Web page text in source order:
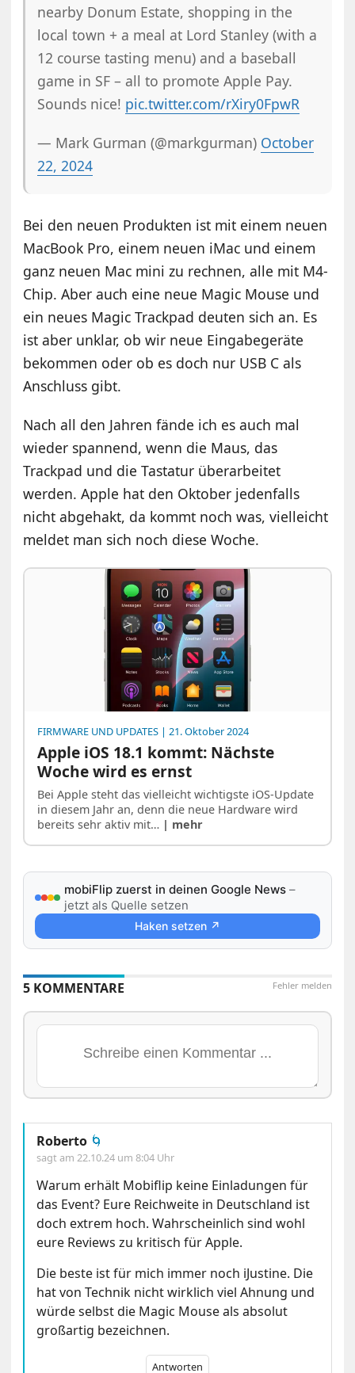
nearby Donum Estate, shopping in the
local town + a meal at Lord Stanley (with a
12 course tasting menu) and a baseball
game in SF – all to promote Apple Pay.
Sounds nice! pic.twitter.com/rXiry0FpwR
— Mark Gurman (@markgurman) October
22, 2024
Bei den neuen Produkten ist mit einem neuen
MacBook Pro, einem neuen iMac und einem
ganz neuen Mac mini zu rechnen, alle mit M4-
Chip. Aber auch eine neue Magic Mouse und
ein neues Magic Trackpad deuten sich an. Es
ist aber unklar, ob wir neue Eingabegeräte
bekommen oder ob es doch nur USB C als
Anschluss gibt.
Nach all den Jahren fände ich es auch mal
wieder spannend, wenn die Maus, das
Trackpad und die Tastatur überarbeitet
werden. Apple hat den Oktober jedenfalls
nicht abgehakt, da kommt noch was, vielleicht
meldet man sich noch diese Woche.
FIRMWARE UND UPDATES | 21. Oktober 2024
Apple iOS 18.1 kommt: Nächste
Woche wird es ernst
Bei Apple steht das vielleicht wichtigste iOS-Update
in diesem Jahr an, denn die neue Hardware wird
bereits sehr aktiv mit… | mehr
mobiFlip zuerst in deinen Google News –
jetzt als Quelle setzen
Haken setzen ↗
Fehler melden
5 KOMMENTARE
Roberto 🌀
sagt am22.10.24 um 8:04 Uhr
Warum erhält Mobiflip keine Einladungen für
das Event? Eure Reichweite in Deutschland ist
doch extrem hoch. Wahrscheinlich sind wohl
eure Reviews zu kritisch für Apple.
Die beste ist für mich immer noch iJustine. Die
hat von Technik nicht wirklich viel Ahnung und
würde selbst die Magic Mouse als absolut
großartig bezeichnen.
Antworten